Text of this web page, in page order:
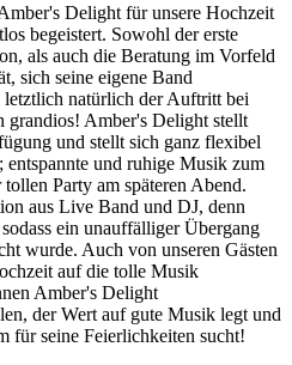
Delight für unsere Hochzeit
begeistert. Sowohl der erste
als auch die Beratung im Vorfeld
sich seine eigene Band
letztlich natürlich der Auftritt bei
grandios! Amber's Delight stellt
und stellt sich ganz flexibel
und ruhige Musik zum
Party am späteren Abend.
aus Live Band und DJ, denn
ein unauffälliger Übergang
wurde. Auch von unseren Gästen
auf die tolle Musik
Amber's Delight
der Wert auf gute Musik legt und
für seine Feierlichkeiten sucht!